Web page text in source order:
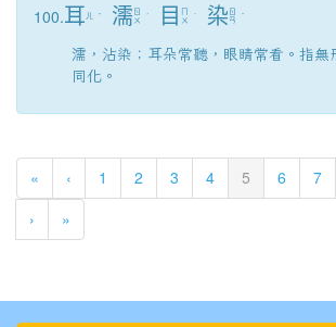
100.耳 ˇ 濡 ㄖ
ㄨ
ˊ 目
ㄨ
ˋ 染 ㄖ
ㄢ
ˇ
濡，沾染；耳朵常聽，眼睛常看。指無
同化。
« ‹ 1 2 3 4 5 (current)
6 7
› »